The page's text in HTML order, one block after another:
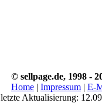
© sellpage.de, 1998 -
Home | Impressum | E-
letzte Aktualisierung: